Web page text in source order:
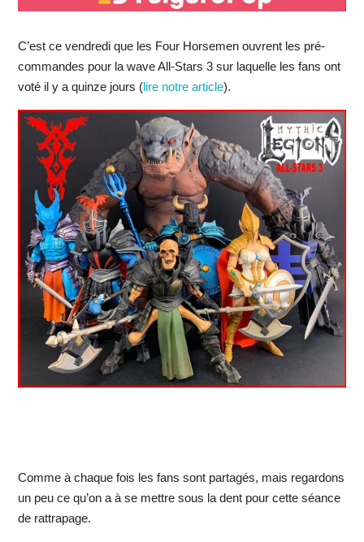
C’est ce vendredi que les Four Horsemen ouvrent les pré-
commandes pour la wave All-Stars 3 sur laquelle les fans ont
voté il y a quinze jours (lire notre article).
Comme à chaque fois les fans sont partagés, mais regardons
un peu ce qu’on a à se mettre sous la dent pour cette séance
de rattrapage.